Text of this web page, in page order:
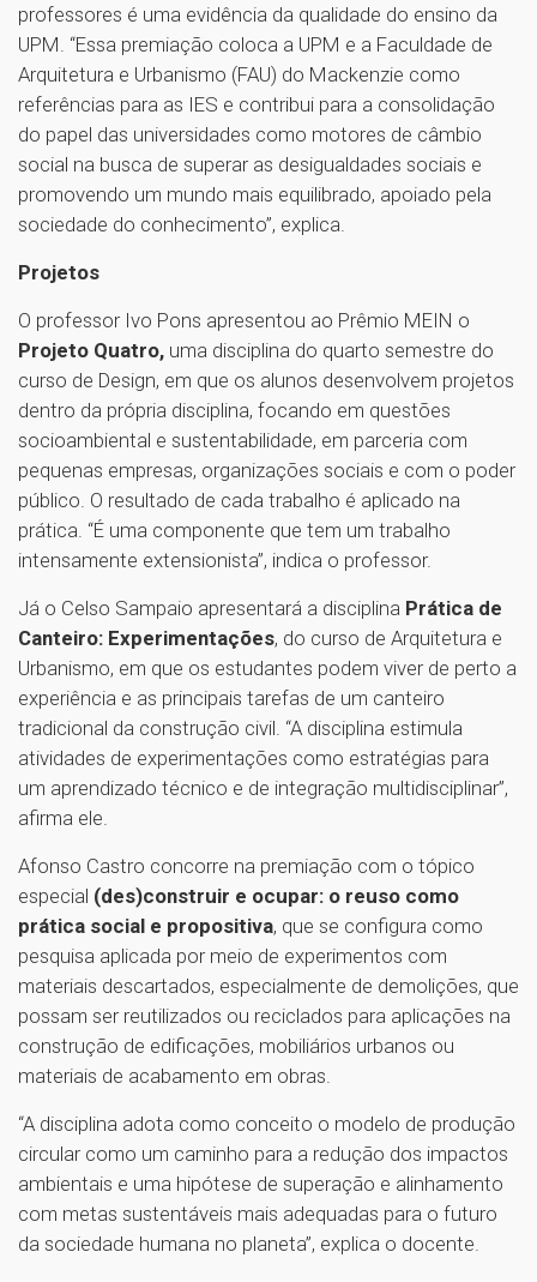
professores é uma evidência da qualidade do ensino da
UPM. “Essa premiação coloca a UPM e a Faculdade de
Arquitetura e Urbanismo (FAU) do Mackenzie como
referências para as IES e contribui para a consolidação
do papel das universidades como motores de câmbio
social na busca de superar as desigualdades sociais e
promovendo um mundo mais equilibrado, apoiado pela
sociedade do conhecimento”, explica.
Projetos
O professor Ivo Pons apresentou ao Prêmio MEIN o
Projeto Quatro, uma disciplina do quarto semestre do
curso de Design, em que os alunos desenvolvem projetos
dentro da própria disciplina, focando em questões
socioambiental e sustentabilidade, em parceria com
pequenas empresas, organizações sociais e com o poder
público. O resultado de cada trabalho é aplicado na
prática. “É uma componente que tem um trabalho
intensamente extensionista”, indica o professor.
Já o Celso Sampaio apresentará a disciplina Prática de
Canteiro: Experimentações, do curso de Arquitetura e
Urbanismo, em que os estudantes podem viver de perto a
experiência e as principais tarefas de um canteiro
tradicional da construção civil. “A disciplina estimula
atividades de experimentações como estratégias para
um aprendizado técnico e de integração multidisciplinar”,
afirma ele.
Afonso Castro concorre na premiação com o tópico
especial (des)construir e ocupar: o reuso como
prática social e propositiva, que se configura como
pesquisa aplicada por meio de experimentos com
materiais descartados, especialmente de demolições, que
possam ser reutilizados ou reciclados para aplicações na
construção de edificações, mobiliários urbanos ou
materiais de acabamento em obras.
“A disciplina adota como conceito o modelo de produção
circular como um caminho para a redução dos impactos
ambientais e uma hipótese de superação e alinhamento
com metas sustentáveis mais adequadas para o futuro
da sociedade humana no planeta”, explica o docente.
1